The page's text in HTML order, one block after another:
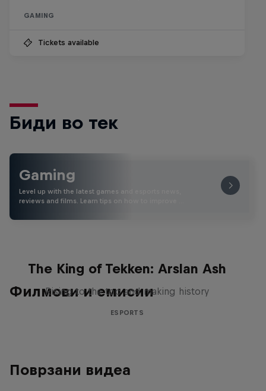
GAMING
Tickets available
Биди во тек
Gaming
Level up with the latest games and esports news,
reviews and films. Learn tips on how to improve …
Филмови и емисии
The King of Tekken: Arslan Ash
Rising to the top and making history
ESPORTS
Поврзани видеа